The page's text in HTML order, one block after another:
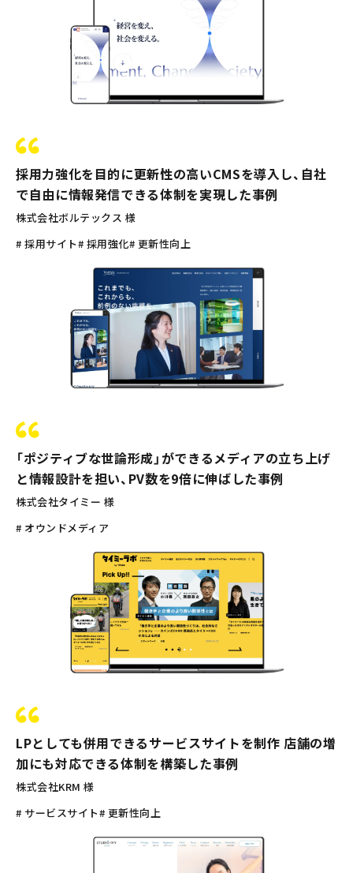
採用力強化を目的に更新性の高いCMSを導入し、自社
で自由に情報発信できる体制を実現した事例
株式会社ボルテックス 様
# 採用サイト# 採用強化# 更新性向上
「ポジティブな世論形成」ができるメディアの立ち上げ
と情報設計を担い、PV数を9倍に伸ばした事例
株式会社タイミー 様
# オウンドメディア
LPとしても併用できるサービスサイトを制作 店舗の増
加にも対応できる体制を構築した事例
株式会社KRM 様
# サービスサイト# 更新性向上